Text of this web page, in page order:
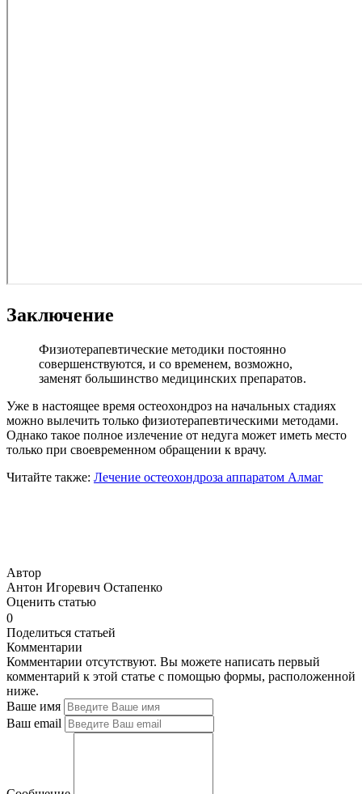
Заключение
Физиотерапевтические методики постоянно
совершенствуются, и со временем, возможно,
заменят большинство медицинских препаратов.
Уже в настоящее время остеохондроз на начальных стадиях
можно вылечить только физиотерапевтическими методами.
Однако такое полное излечение от недуга может иметь место
только при своевременном обращении к врачу.
Читайте также: Лечение остеохондроза аппаратом Алмаг
Автор
Антон Игоревич Остапенко
Оценить статью
0
Поделиться статьей
Комментарии
Комментарии отсутствуют. Вы можете написать первый
комментарий к этой статье с помощью формы, расположенной
ниже.
Ваше имя
Ваш email